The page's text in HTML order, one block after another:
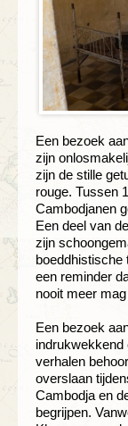
Een bezoek
zijn
zijn de stille
rouge. Tussen
Cambodjanen
Een deel van
zijn
boeddhistische
een reminder
nooit meer
Een bezoek
indrukwekkend
verhalen
overslaan
Cambodja en
begrijpen.